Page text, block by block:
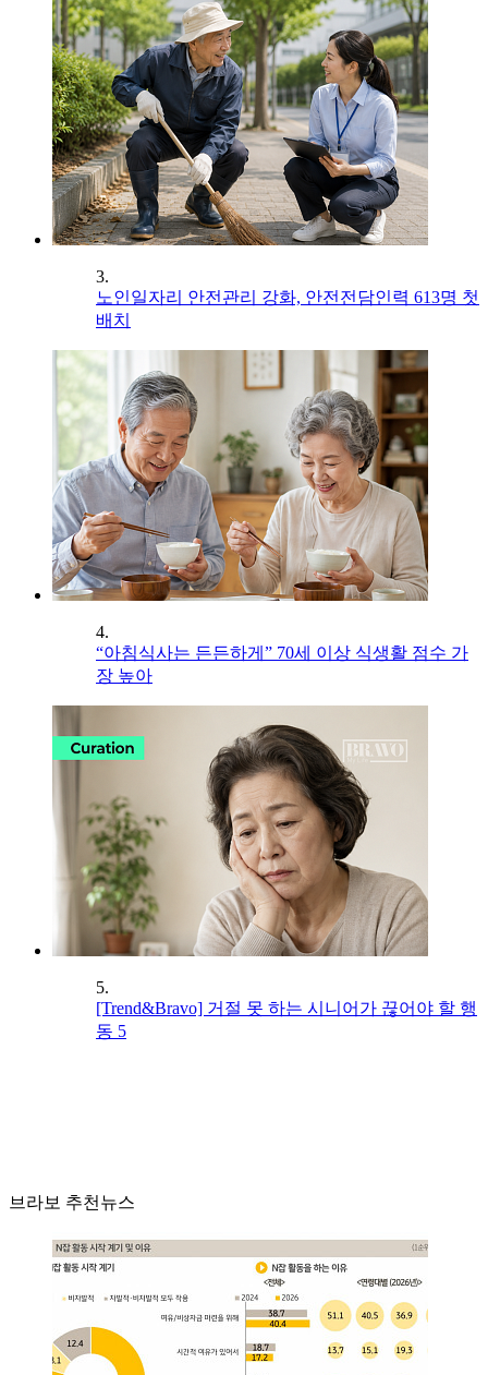
3.
노인일자리 안전관리 강화, 안전전담인력 613명 첫
배치
4.
“아침식사는 든든하게” 70세 이상 식생활 점수 가
장 높아
5.
[Trend&Bravo] 거절 못 하는 시니어가 끊어야 할 행
동 5
브라보 추천뉴스